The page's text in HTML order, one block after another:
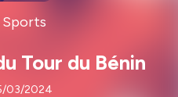
Tour du Bénin
03/2024